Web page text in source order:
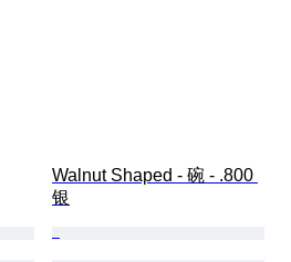
Walnut Shaped - 碗 - .800
银